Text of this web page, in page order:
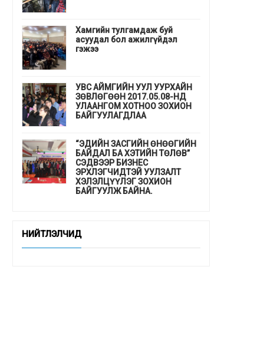
Хамгийн тулгамдаж буй
асуудал бол ажилгүйдэл
гэжээ
УВС АЙМГИЙН УУЛ УУРХАЙН
ЗӨВЛӨГӨӨН 2017.05.08-НД
УЛААНГОМ ХОТНОО ЗОХИОН
БАЙГУУЛАГДЛАА
“ЭДИЙН ЗАСГИЙН ӨНӨӨГИЙН
БАЙДАЛ БА ХЭТИЙН ТӨЛӨВ”
СЭДВЭЭР БИЗНЕС
ЭРХЛЭГЧИДТЭЙ УУЛЗАЛТ
ХЭЛЭЛЦҮҮЛЭГ ЗОХИОН
БАЙГУУЛЖ БАЙНА.
сануулав
НИЙТЛЭЛЧИД